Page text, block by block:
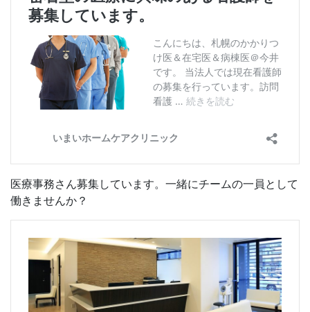
医療事務さん募集しています。一緒にチームの一員として
働きませんか？